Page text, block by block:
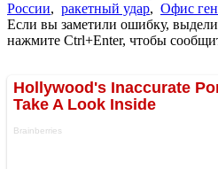
России, ракетный удар, Офис
Если вы заметили ошибку,
нажмите Ctrl+Enter, чтобы